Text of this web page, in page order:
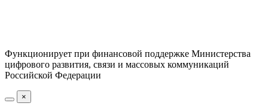
Функционирует при финансовой поддержке Министерства
цифрового развития, связи и массовых коммуникаций
Российской Федерации
×